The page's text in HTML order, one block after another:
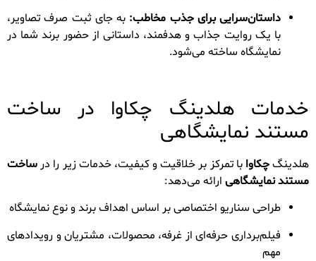
داستان‌سرایی برای جذب مخاطب: به جای ثبت صرف تصاویر،
با یک روایت جذاب و هدفمند، داستانی از حضور برند شما در
نمایشگاه ساخته می‌شود.
خدمات هلدینگ چکاوا در ساخت
مستند نمایشگاهی
هلدینگچکاوا با تمرکز بر خلاقیت و کیفیت، خدمات زیر را در ساخت
مستند نمایشگاهی ارائه می‌دهد:
طراحی سناریو اختصاصی بر اساس اهداف برند و نوع نمایشگاه
فیلم‌برداری حرفه‌ای از غرفه، محصولات، مشتریان و رویدادهای
مهم